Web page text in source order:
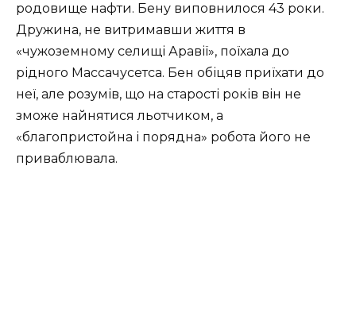
родовище нафти. Бену виповнилося 43 роки.
Дружина, не витримавши життя в
«чужоземному селищі Аравії», поїхала до
рідного Массачусетса. Бен обіцяв приїхати до
неї, але розумів, що на старості років він не
зможе найнятися льотчиком, а
«благопристойна і порядна» робота його не
приваблювала.